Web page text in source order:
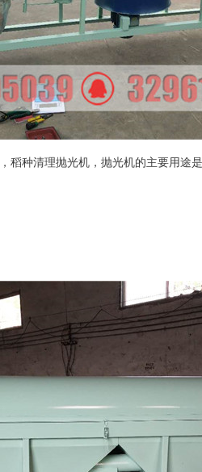
，稻种清理抛光机，抛光机的主要用途